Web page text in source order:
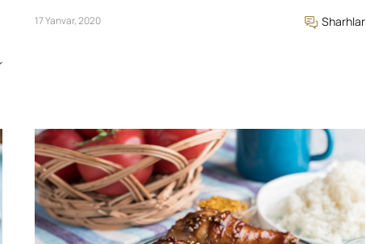
17 Yanvar, 2020 Sharhlar